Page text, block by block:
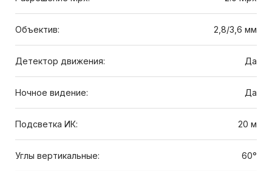
Объектив: 2,8/3,6 мм
Детектор движения: Да
Ночное видение: Да
Подсветка ИК: 20 м
Углы вертикальные: 60°